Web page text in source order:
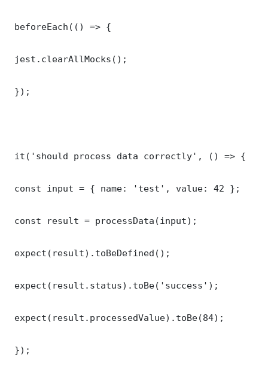
beforeEach(() => {
jest.clearAllMocks();
});
it('should process data correctly', () => {
const input = { name: 'test', value: 42 };
const result = processData(input);
expect(result).toBeDefined();
expect(result.status).toBe('success');
expect(result.processedValue).toBe(84);
});